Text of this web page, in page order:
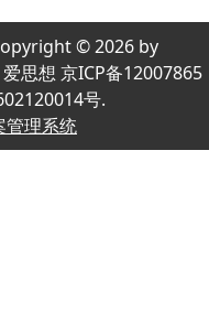
© 2026 by
思想 京ICP备12007865
号.
管理系统